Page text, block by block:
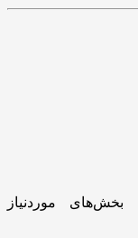
بخش‌های موردنیاز